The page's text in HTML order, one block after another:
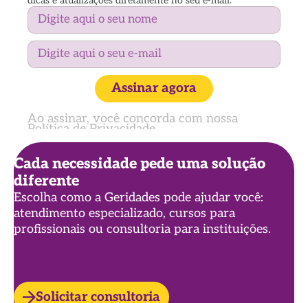
Assinar agora
Ao assinar, você concorda com nossa
Política de Privacidade
Cada necessidade pede uma solução
diferente
Escolha como a Geridades pode ajudar você:
atendimento especializado, cursos para
profissionais ou consultoria para instituições.
Solicitar consultoria